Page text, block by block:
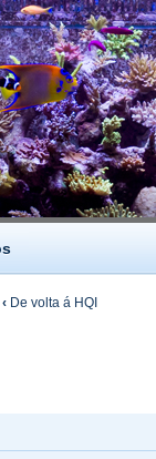
‹ De volta á HQI